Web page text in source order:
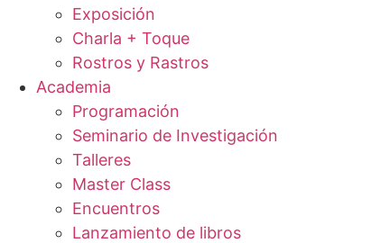
Exposición
Charla + Toque
Rostros y Rastros
Academia
Programación
Seminario de Investigación
Talleres
Master Class
Encuentros
Lanzamiento de libros